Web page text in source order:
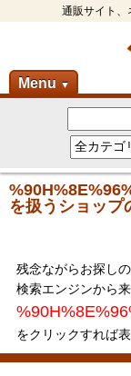
通販サイト、
Menu ▼
を扱うショップ
残念ながらお探し
検索エンジンから
をクリックすれば表